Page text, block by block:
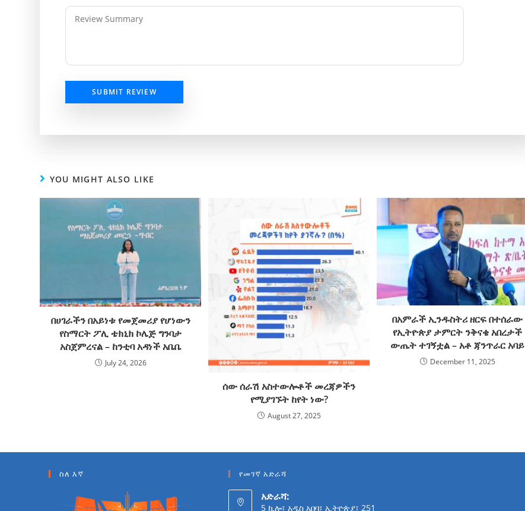
SUBMIT REVIEW
YOU MIGHT ALSO LIKE
በሀገራችን በአይነቱ የመጀመሪያ የሆነውን
የስማርት ፖሊ ቴክኒክ ኮሌጅ ግንባታ
አስጀምረናል – ከንቲባ አዳነች አቤቤ
July 24, 2026
ሰው ሰራሽ አስተውሎቶች መረጃዎችን
የሚያገኙት ከየት ነው?
August 27, 2025
በአምራች ኢንዱስትሪ ዘርፍ በተሰራው
የኢትዮጵያ ታምርት ንቅናቄ አበረታች
ውጤት ተገኝቷል – አቶ ጃንጥራር አባይ
December 11, 2025
ስለ እኛ የመገኛ አድራሻ
አድራሻ:
5 ኪሎ፣ አዲስ አበባ፣ ኢትዮጵያ፣ 251